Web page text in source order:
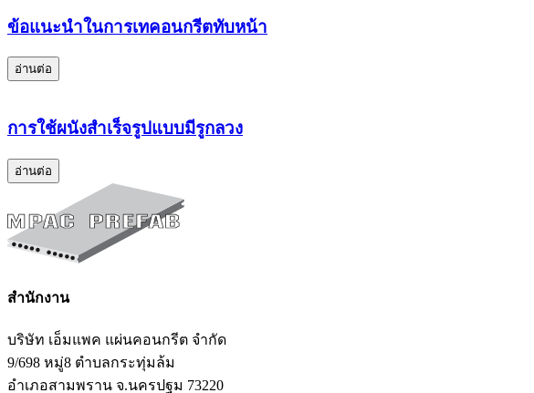
ข้อแนะนำในการเทคอนกรีตทับหน้า
อ่านต่อ
การใช้ผนังสำเร็จรูปแบบมีรูกลวง
อ่านต่อ
สำนักงาน
บริษัท เอ็มแพค แผ่นคอนกรีต จำกัด
9/698 หมู่8 ตำบลกระทุ่มล้ม
อำเภอสามพราน จ.นครปฐม 73220